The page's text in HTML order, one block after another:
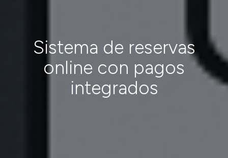
Sistema de reservas
online con pagos
integrados